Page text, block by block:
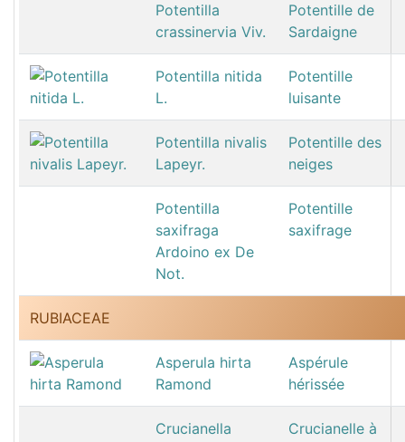
Potentilla
crassinervia Viv.
Potentille de
Sardaigne
Potentilla nitida
L.
Potentille
luisante
Potentilla nivalis
Lapeyr.
Potentille des
neiges
Potentilla
saxifraga
Ardoino ex De
Not.
Potentille
saxifrage
RUBIACEAE
Asperula hirta
Ramond
Aspérule
hérissée
Crucianella
Crucianelle à